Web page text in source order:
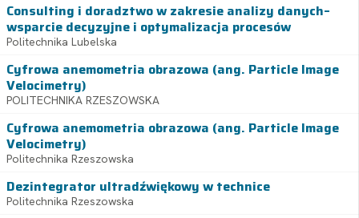
Consulting i doradztwo w zakresie analizy danych–
wsparcie decyzyjne i optymalizacja procesów
Politechnika Lubelska
Cyfrowa anemometria obrazowa (ang. Particle Image
Velocimetry)
POLITECHNIKA RZESZOWSKA
Cyfrowa anemometria obrazowa (ang. Particle Image
Velocimetry)
Politechnika Rzeszowska
Dezintegrator ultradźwiękowy w technice
Politechnika Rzeszowska